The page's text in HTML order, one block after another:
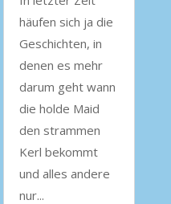
häufen sich ja die
Geschichten, in
denen es mehr
darum geht wann
die holde Maid
den strammen
Kerl bekommt
und alles andere
nur...